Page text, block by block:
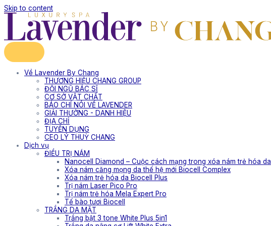
Skip to content
Về Lavender By Chang
THƯƠNG HIỆU CHANG GROUP
ĐỘI NGŨ BÁC SĨ
CƠ SỞ VẬT CHẤT
BÁO CHÍ NÓI VỀ LAVENDER
GIẢI THƯỞNG - DANH HIỆU
ĐỊA CHỈ
TUYỂN DỤNG
CEO LÝ THUỲ CHANG
Dịch vụ
ĐIỀU TRỊ NÁM
Nanocell Diamond – Cuộc cách mạng trong xóa nám trẻ hóa da
Xóa nám căng mọng da thế hệ mới Biocell Complex
Xóa nám trẻ hóa da Biocell Plus
Trị nám Laser Pico Pro
Trị nám trẻ hóa Mela Expert Pro
Tế bào tươi Biocell
TRẮNG DA MẶT
Trắng bật 3 tone White Plus 5in1